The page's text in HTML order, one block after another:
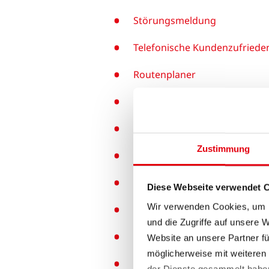
Zustimmung
Diese Webseite verwendet
Wir verwenden Cookies,
und die Zugriffe auf unsere
Website an unsere Partner
möglicherweise mit
Störungsmeldung
Telefonische
Routenplaner
Online-Vertragsabschluss
Netzportal zur Beantragung
Gasnetztransformationsplan
Rechnungsstellung nach
Veröffentlichung Ihrer Daten